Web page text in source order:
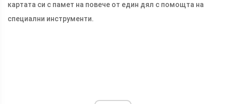
картата си с памет на повече от един дял с помощта на
специални инструменти.